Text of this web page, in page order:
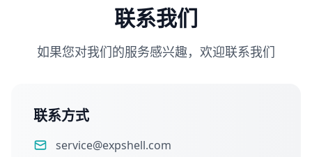
联系我们
如果您对我们的服务感兴趣，欢迎联系我们
联系方式
service@expshell.com